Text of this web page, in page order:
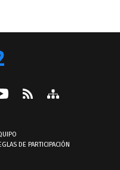
DE PARTICIPACIÓN